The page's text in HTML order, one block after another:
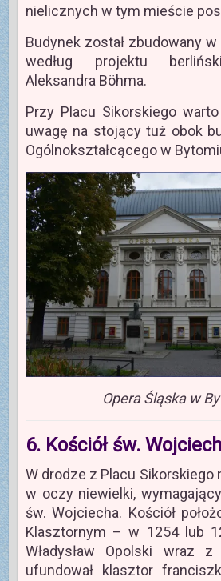
nielicznych w tym mieście
Budynek został zbudowany
według projektu
Aleksandra Böhma.
Przy Placu Sikorskiego
uwagę na stojący tuż obok
Ogólnokształcącego w
Opera Śląska w
6. Kościół św.
W drodze z Placu Sikorskiego
w oczy niewielki,
św. Wojciecha. Kościół
Klasztornym – w 1254 lub
Władysław Opolski wraz
ufundował klasztor